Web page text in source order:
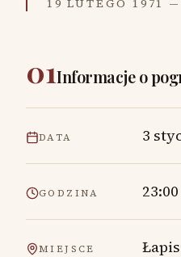
19 LUTEGO 1971
01Informacje o
DATA 3
GODZINA 23:00
MIEJSCE